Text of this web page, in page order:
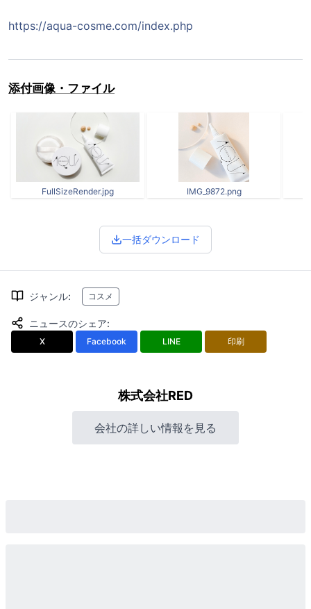
https://aqua-cosme.com/index.php
添付画像・ファイル
FullSizeRender.jpg IMG_9872.png
一括ダウンロード
ジャンル: コスメ
ニュースのシェア:
X Facebook LINE 印刷
株式会社RED
会社の詳しい情報を見る